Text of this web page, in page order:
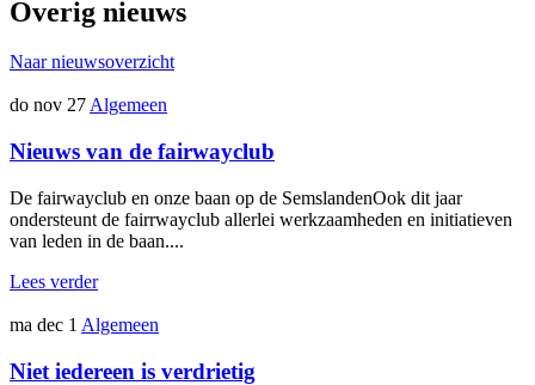
Overig nieuws
Naar nieuwsoverzicht
do nov 27Algemeen
Nieuws van de fairwayclub
De fairwayclub en onze baan op de SemslandenOok dit jaar
ondersteunt de fairrwayclub allerlei werkzaamheden en initiatieven
van leden in de baan....
Lees verder
ma dec 1 Algemeen
Niet iedereen is verdrietig